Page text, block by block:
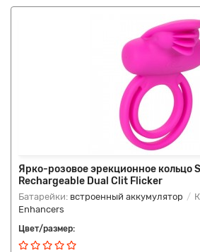
Ярко-розовое эрекционное кольцо
Rechargeable Dual Clit Flicker
Батарейки: встроенный аккумулятор
Enhancers
Цвет/размер: